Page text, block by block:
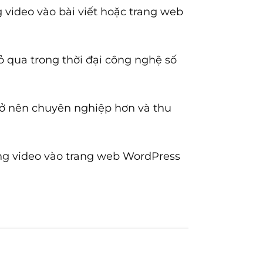
vào bài viết hoặc trang web
qua trong thời đại công nghệ số
nên chuyên nghiệp hơn và thu
video vào trang web WordPress